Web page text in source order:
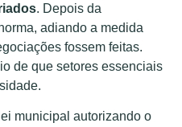
. Depois da
adiando a medida
fossem feitas.
de que setores essenciais
municipal autorizando o